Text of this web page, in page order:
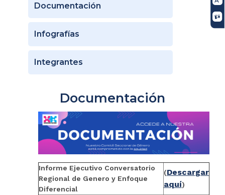
Documentación
Infografías
Integrantes
Documentación
Informe Ejecutivo Conversatorio
Regional de Genero y Enfoque
Diferencial
(Descargar
aquí)